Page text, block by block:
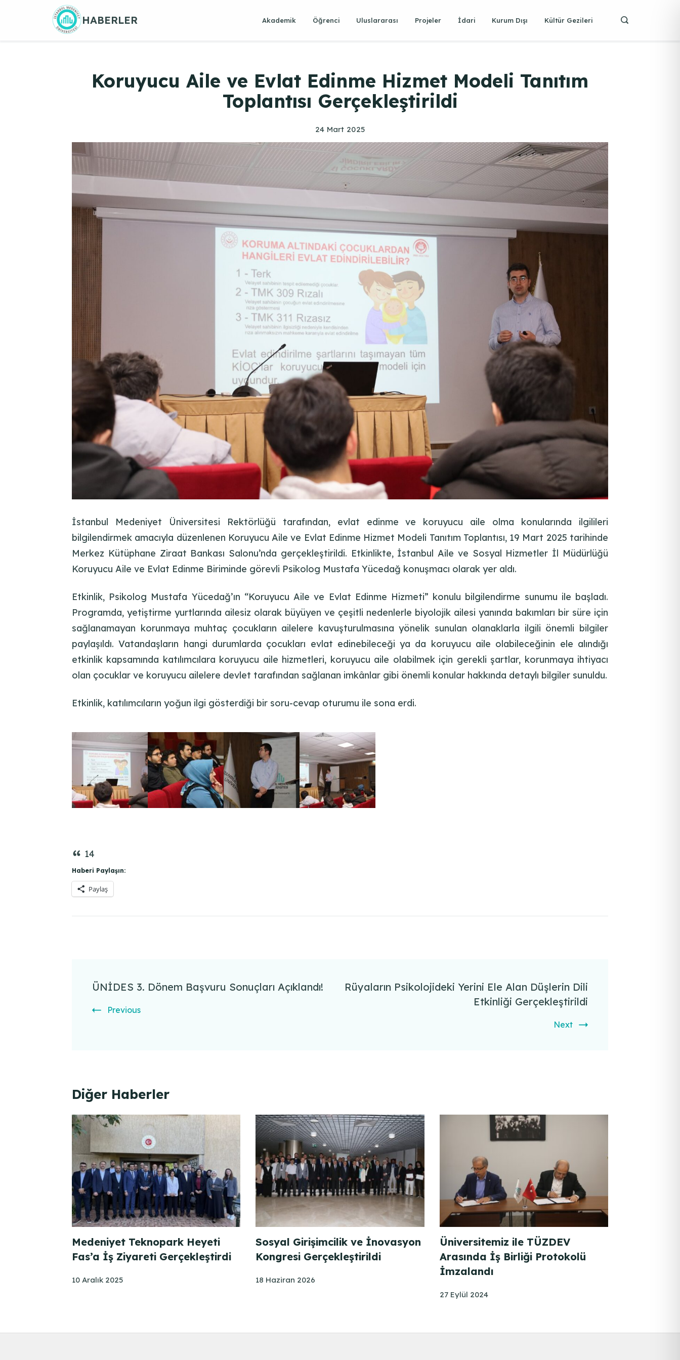
HABERLER Akademik Öğrenci Uluslararası Projeler İdari Kurum Dışı Kültür Gezileri
Koruyucu Aile ve Evlat Edinme Hizmet Modeli Tanıtım
Toplantısı Gerçekleştirildi
24 Mart 2025
İstanbul Medeniyet Üniversitesi Rektörlüğü tarafından, evlat edinme ve koruyucu aile olma konularında ilgilileri
bilgilendirmek amacıyla düzenlenen Koruyucu Aile ve Evlat Edinme Hizmet Modeli Tanıtım Toplantısı, 19 Mart 2025 tarihinde
Merkez Kütüphane Ziraat Bankası Salonu’nda gerçekleştirildi. Etkinlikte, İstanbul Aile ve Sosyal Hizmetler İl Müdürlüğü
Koruyucu Aile ve Evlat Edinme Biriminde görevli Psikolog Mustafa Yücedağ konuşmacı olarak yer aldı.
Etkinlik, Psikolog Mustafa Yücedağ’ın “Koruyucu Aile ve Evlat Edinme Hizmeti” konulu bilgilendirme sunumu ile başladı.
Programda, yetiştirme yurtlarında ailesiz olarak büyüyen ve çeşitli nedenlerle biyolojik ailesi yanında bakımları bir süre için
sağlanamayan korunmaya muhtaç çocukların ailelere kavuşturulmasına yönelik sunulan olanaklarla ilgili önemli bilgiler
paylaşıldı. Vatandaşların hangi durumlarda çocukları evlat edinebileceği ya da koruyucu aile olabileceğinin ele alındığı
etkinlik kapsamında katılımcılara koruyucu aile hizmetleri, koruyucu aile olabilmek için gerekli şartlar, korunmaya ihtiyacı
olan çocuklar ve koruyucu ailelere devlet tarafından sağlanan imkânlar gibi önemli konular hakkında detaylı bilgiler sunuldu.
Etkinlik, katılımcıların yoğun ilgi gösterdiği bir soru-cevap oturumu ile sona erdi.
14
Haberi Paylaşın:
Paylaş
Navigation
ÜNİDES 3. Dönem Başvuru Sonuçları Açıklandı!
Previous
Rüyaların Psikolojideki Yerini Ele Alan Düşlerin Dili
Etkinliği Gerçekleştirildi
Next
Diğer Haberler
Medeniyet Teknopark Heyeti
Fas’a İş Ziyareti Gerçekleştirdi
10 Aralık 2025
Sosyal Girişimcilik ve İnovasyon
Kongresi Gerçekleştirildi
18 Haziran 2026
Üniversitemiz ile TÜZDEV
Arasında İş Birliği Protokolü
İmzalandı
27 Eylül 2024